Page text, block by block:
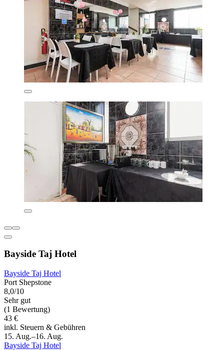
Bayside Taj Hotel
Bayside Taj Hotel
Port Shepstone
8,0/10
Sehr gut
(1 Bewertung)
43 €
inkl. Steuern & Gebühren
15. Aug.–16. Aug.
Bayside Taj Hotel